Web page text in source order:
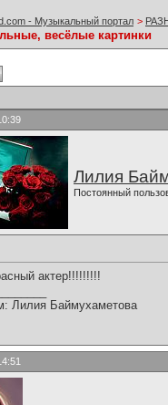
- Музыкальный портал >
весёлые картинки
Лилия
Постоянный
актер!!!!!!!!!
Лилия Баймухаметова